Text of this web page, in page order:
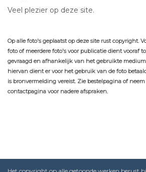
Veel plezier op deze site.
Op alle foto's geplaatst op deze site rust copyright.
foto of meerdere foto's voor publicatie dient vooraf
gevraagd en afhankelijk van het gebruikte
hiervan dient er voor het gebruik van de foto
is bronvermelding vereist. Zie bestelpagina of
contactpagina voor nadere afspraken.